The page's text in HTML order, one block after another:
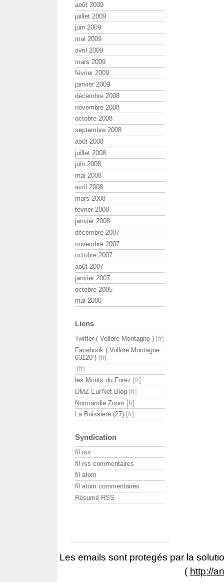
août 2009
juillet 2009
juin 2009
mai 2009
avril 2009
mars 2009
février 2009
janvier 2009
décembre 2008
novembre 2008
octobre 2008
septembre 2008
août 2008
juillet 2008
juin 2008
mai 2008
avril 2008
mars 2008
février 2008
janvier 2008
décembre 2007
novembre 2007
octobre 2007
août 2007
janvier 2007
octobre 2005
mai 2000
Liens
Twitter ( Vollore Montagne )
Facebook ( Vollore Montagne
63120 )
les Monts du Forez
DMZ Eur'Net Blog
Normandie Zoom
La Boissiere (27)
Syndication
fil rss
fil rss commentaires
fil atom
fil atom commentaires
Résumé RSS
Les emails sont protegés par la
( http://